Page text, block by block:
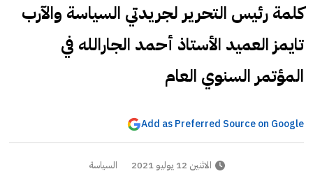
كلمة رئيس التحرير لجريدتي السياسة والآرب
تايمز العميد الأستاذ أحمد الجارالله في
المؤتمر السنوي العام
Add as Preferred Source on Google
الاثنين 12 يوليو 2021 السياسة